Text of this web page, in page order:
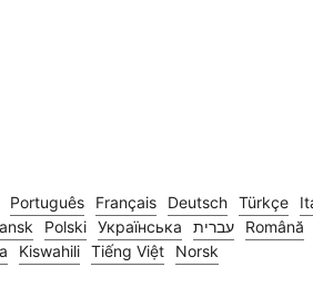
Português Français Deutsch Türkçe
Polski Українська עברית Română
Kiswahili Tiếng Việt Norsk